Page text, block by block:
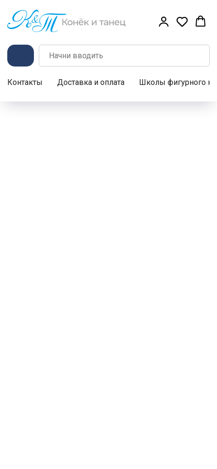
Контакты Доставка и оплата Школы фигурного